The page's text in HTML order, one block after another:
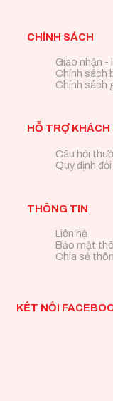
CHÍNH SÁCH
Giao nhận -
Chính sách
Chính sách
HỖ TRỢ KHÁCH
Câu hỏi
Quy định
THÔNG TIN
Liên hệ
Bảo mật
Chia sẻ
KẾT NỐI